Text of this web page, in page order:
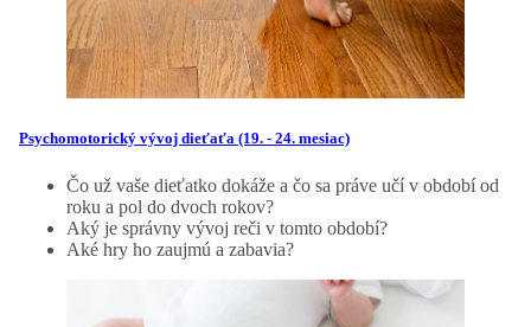
Psychomotorický vývoj dieťaťa (19. - 24. mesiac)
Čo už vaše dieťatko dokáže a čo sa práve učí v období od
roku a pol do dvoch rokov?
Aký je správny vývoj reči v tomto období?
Aké hry ho zaujmú a zabavia?